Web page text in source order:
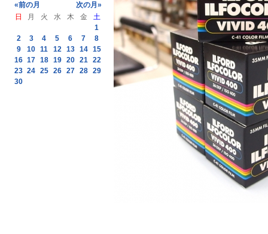
«前の月
次の月»
日
月 火 水 木 金
土
1
2
3 4 5 6 7
8
9
10 11 12 13 14 15
16 17 18 19 20 21 22
23 24 25 26 27 28 29
30